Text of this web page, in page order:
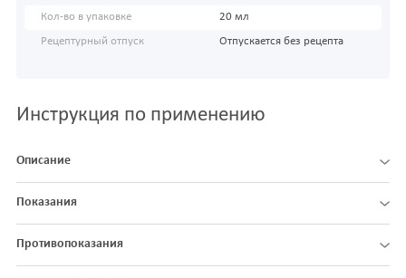
Кол-во в упаковке 20 мл
Рецептурный отпуск Отпускается без рецепта
Инструкция по применению
Описание
Показания
Противопоказания